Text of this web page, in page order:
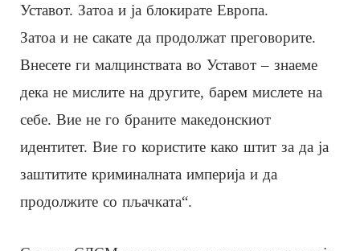
Уставот. Затоа и ја блокирате Европа.
Затоа и не сакате да продолжат преговорите.
Внесете ги малцинствата во Уставот – знаеме
дека не мислите на другите, барем мислете на
себе. Вие не го браните македонскиот
идентитет. Вие го користите како штит за да ја
заштитите криминалната империја и да
продолжите со пљачката“.